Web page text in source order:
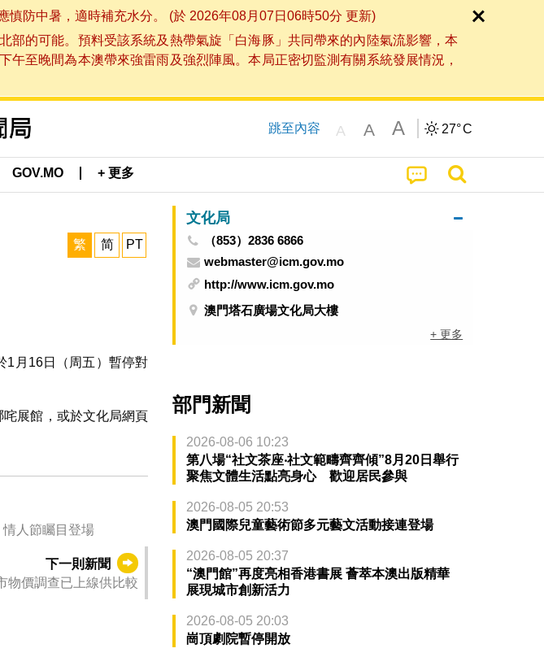
防中暑，適時補充水分。 (於 2026年08月07日06時50分 更新)
的可能。預料受該系統及熱帶氣旋「白海豚」共同帶來的內陸氣流影響，本
至晚間為本澳帶來強雷雨及強烈陣風。本局正密切監測有關系統發展情況，
跳至內容 A A A 27°C
GOV.MO + 更多
繁 简 PT
1月16日（周五）暫停對
咤展館，或於文化局網頁
人節矚目登場
下一則新聞
物價調查已上線供比較
文化局
（853）2836 6866
webmaster@icm.gov.mo
http://www.icm.gov.mo
澳門塔石廣場文化局大樓
+ 更多
部門新聞
2026-08-06 10:23
第八場“社文茶座‧社文範疇齊齊傾”8月20日舉行
聚焦文體生活點亮身心 歡迎居民參與
2026-08-05 20:53
澳門國際兒童藝術節多元藝文活動接連登場
2026-08-05 20:37
“澳門館”再度亮相香港書展 薈萃本澳出版精華
展現城市創新活力
2026-08-05 20:03
崗頂劇院暫停開放